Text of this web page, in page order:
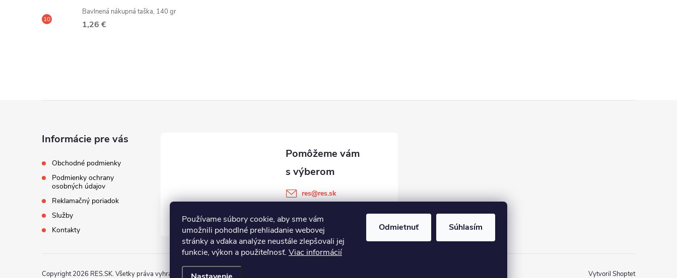
Používame súbory cookie, aby sme vám
umožnili pohodlné prehliadanie webovej
stránky a vďaka analýze neustále zlepšovali jej
funkcie, výkon a použiteľnosť. Viac informácií
Odmietnuť Súhlasím
Bavlnená nákupná taška, 140 gr
1,26 €
Informácie pre vás
Obchodné podmienky
Podmienky ochrany
osobných údajov
Reklamačný poriadok
Služby
Kontakty
res@res.sk
Vytvoril Shoptet
Copyright 2026 RES.SK. Všetky práva vyhradené.